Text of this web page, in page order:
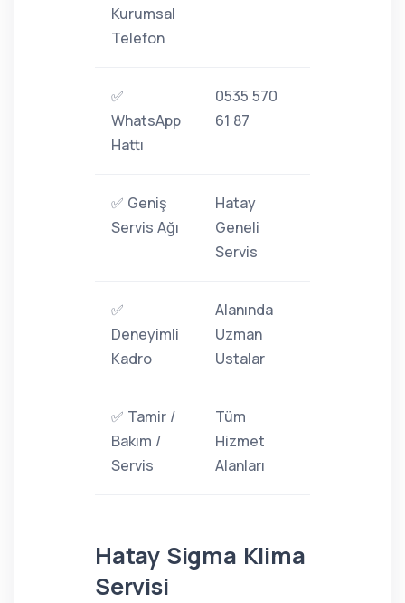
Kurumsal
Telefon
✅
WhatsApp
Hattı
0535 570
61 87
✅ Geniş
Servis Ağı
Hatay
Geneli
Servis
✅
Deneyimli
Kadro
Alanında
Uzman
Ustalar
✅ Tamir /
Bakım /
Servis
Tüm
Hizmet
Alanları
Hatay Sigma Klima
Servisi